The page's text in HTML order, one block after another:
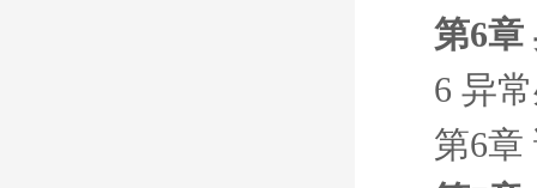
第6章
6 异
第6章